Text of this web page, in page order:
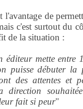
l'avantage de
c'est surtout du
de la situation :
mette entre
puisse débuter la
des attentes et
direction
fait si peur"